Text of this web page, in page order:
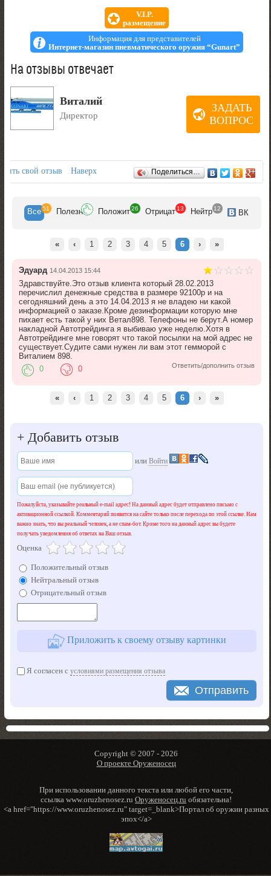
V.I.P.
размещение
Информация для представителей
Интернет-магазин пневматического оружия “Gunart”
На отзывы отвечает
Виталий
Директор
ЗАДАТЬ
ВОПРОС
Отзывы
свой отзыв Наверх Поделиться…
Все 51 Полезн Положит 26 Отрицат 13 Нейтр 12 ВК
« ‹ 1 2 3 4 5 6 › »
Эдуард 14.04.2013 15:44
Здравствуйте.Это отзыв клиента который 28.02.2013
перечислил денежные средства в размере 92100р и на
сегодняшний день а это 14.04.2013 я не владею ни какой
информацией о заказе.Кроме дезинформации которую мне
пихает есть такой у них Ветал898. Телефоны не берут.А номер
накладной Автотрейдинга я выбиваю уже неделю.Хотя в
Автотрейдинге мне говорят что такой посылки на мой адрес не
существует.Судите сами нужен ли вам этот гемморой с
Виталием 898.
Ответить/дополнить отзыв
0 0
« ‹ 1 2 3 4 5 6 › »
+ Добавить отзыв
или Войти
Пожалуйста, указывайте реальный e-mail адрес! На данный адрес будет отправлено письмо с
активационной ссылкой. Комментарий появится на сайте только после перехода по этой ссылке. Нам
важно знать, что вы реальный человек, а не спам-бот. Кроме того на данный адрес вы будете
получать уведомления об ответах на Ваш отзыв.
Оценка
Положительный отзыв
Нейтральный отзыв
Отрицательный отзыв
Приложить к своему отзыву картинки
Я согласен с условиями размещения отзыва
Отправить
Copyright © 2007 - 2026
О проекте Оруженосец
При использовании данного текста или любой его части,
ссылка www.oruzhenosez.ru Оруженосец.ru обязательна!
<a href="https://www.oruzhenosez.ru" target=_blank>Портал об оружии разных
эпох</a>